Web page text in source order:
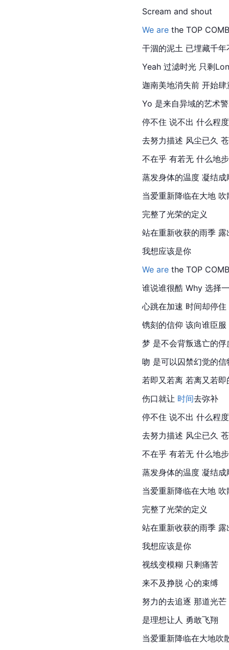
Scream and shout
We are the TOP
干涸的泥土 已埋藏千
Yeah 过滤时光 只剩
迦南美地消失前 开始
Yo 是来自异域的艺术
停不住 说不出 什么程度
去努力描述 风尘已久
不在乎 有若无 什么地步
蒸发身体的温度 凝结成
当爱重新降临在大地
完整了光荣的定义
站在重新收获的雨季
我想应该是你
We are the TOP
谁说谁很酷 Why 选择
心跳在加速 时间却停住
镌刻的信仰 该向谁臣服
梦 是不会背叛逃亡的俘
吻 是可以囚禁幻觉的信
若即又若离 若离又若
伤口就让 时间去弥补
停不住 说不出 什么程度
去努力描述 风尘已久
不在乎 有若无 什么地步
蒸发身体的温度 凝结成
当爱重新降临在大地
完整了光荣的定义
站在重新收获的雨季
我想应该是你
视线变模糊 只剩痛苦
来不及挣脱 心的束缚
努力的去追逐 那道光芒
是理想让人 勇敢飞翔
当爱重新降临在大地吹